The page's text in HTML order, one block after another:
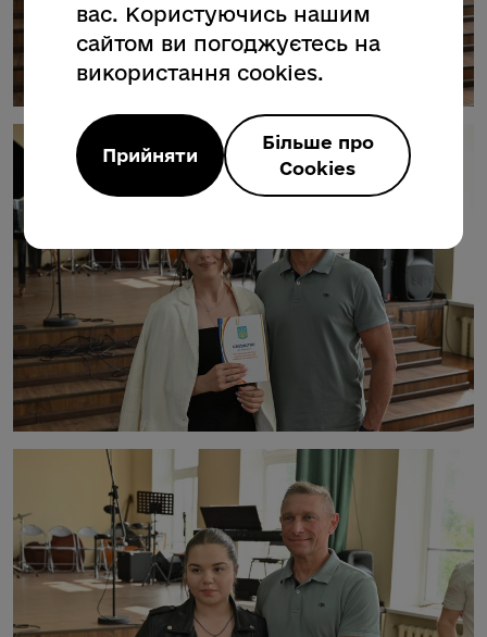
вас. Користуючись нашим
сайтом ви погоджуєтесь на
використання cookies.
Прийняти
Більше про
Cookies